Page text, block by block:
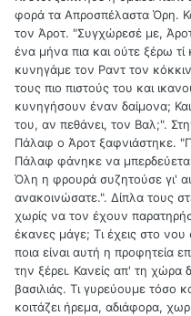
φορά τα Απροσπέλαστα Όρη.
τον Άροτ. "Συγχώρεσέ με,
ένα μήνα πια και ούτε ξέρω
κυνηγάμε τον Ραντ τον
τους πιο πιστούς του και
κυνηγήσουν έναν δαίμονα; Και
του, αν πεθάνει, τον Βαλ;".
Πάλαφ ο Άροτ ξαφνιάστηκε.
Πάλαφ φάνηκε να
Όλη η φρουρά συζητούσε γι'
ανακοινώσατε.". Δίπλα τους
χωρίς να τον έχουν
έκανες μάγε; Τι έχεις στο νου
ποια είναι αυτή η προφητεία
την ξέρει. Κανείς απ' τη χώρα
βασιλιάς. Τι γυρεύουμε τόσο
κοιτάζει ήρεμα, αδιάφορα,